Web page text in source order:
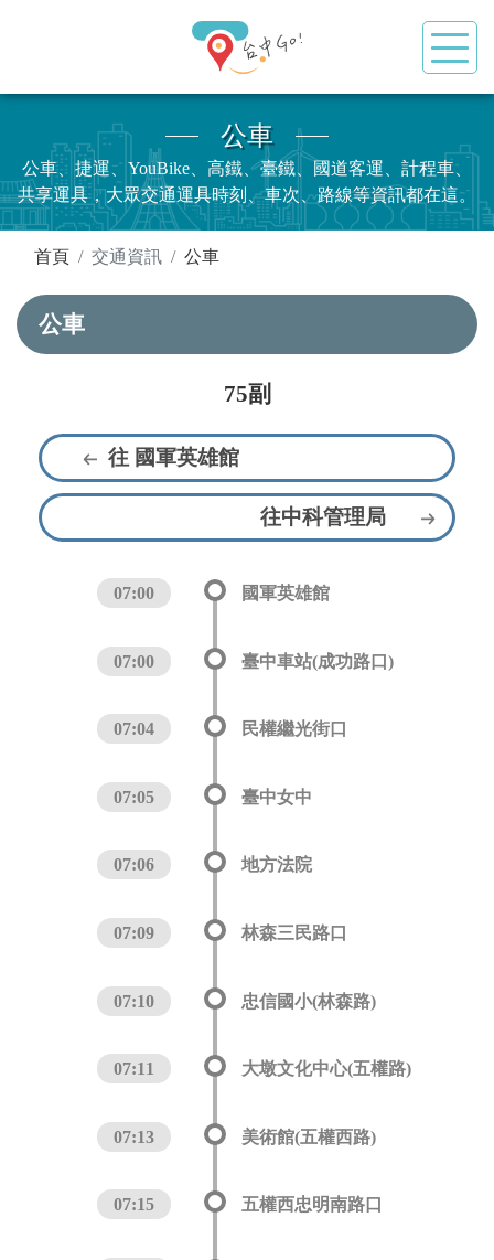
公車
公車、捷運、YouBike、高鐵、臺鐵、國道客運、計程車、
共享運具，大眾交通運具時刻、車次、路線等資訊都在這。
首頁 交通資訊 公車
公車
75副
往 國軍英雄館
往中科管理局
07:00 國軍英雄館
07:00 臺中車站(成功路口)
07:04 民權繼光街口
07:05 臺中女中
07:06 地方法院
07:09 林森三民路口
07:10 忠信國小(林森路)
07:11 大墩文化中心(五權路)
07:13 美術館(五權西路)
07:15 五權西忠明南路口